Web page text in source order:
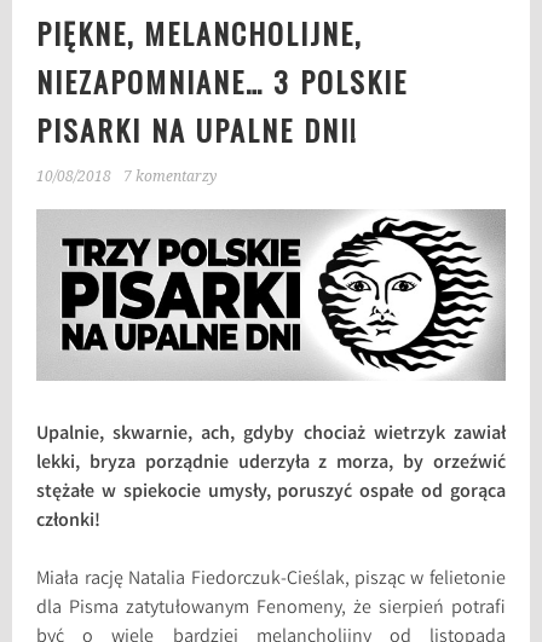
PIĘKNE, MELANCHOLIJNE,
NIEZAPOMNIANE… 3 POLSKIE
PISARKI NA UPALNE DNI!
10/08/2018 7 komentarzy
Upalnie, skwarnie, ach, gdyby chociaż wietrzyk zawiał
lekki, bryza porządnie uderzyła z morza, by orzeźwić
stężałe w spiekocie umysły, poruszyć ospałe od gorąca
członki!
Miała rację Natalia Fiedorczuk-Cieślak, pisząc w felietonie
dla Pisma zatytułowanym Fenomeny, że sierpień potrafi